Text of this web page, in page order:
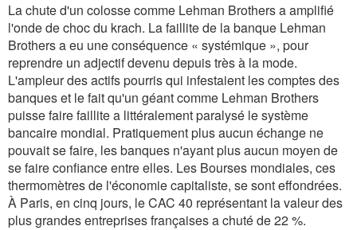
La chute d'un colosse comme Lehman Brothers a amplifié
l'onde de choc du krach. La faillite de la banque Lehman
Brothers a eu une conséquence « systémique », pour
reprendre un adjectif devenu depuis très à la mode.
L'ampleur des actifs pourris qui infestaient les comptes des
banques et le fait qu'un géant comme Lehman Brothers
puisse faire faillite a littéralement paralysé le système
bancaire mondial. Pratiquement plus aucun échange ne
pouvait se faire, les banques n'ayant plus aucun moyen de
se faire confiance entre elles. Les Bourses mondiales, ces
thermomètres de l'économie capitaliste, se sont effondrées.
À Paris, en cinq jours, le CAC 40 représentant la valeur des
plus grandes entreprises françaises a chuté de 22 %.